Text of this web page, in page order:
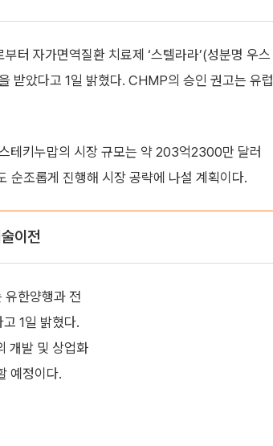
터 자가면역질환 치료제 ‘스텔라라’(성분명 우스
받았다고 1일 밝혔다. CHMP의 승인 권고는 유럽
테키누맙의 시장 규모는 약 203억2300만 달러
조롭게 진행해 시장 공략에 나설 계획이다.
이전
한양행과 전
1일 밝혔다.
개발 및 상업화
예정이다.